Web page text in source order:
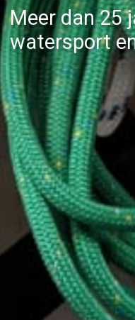
Meer dan 25
watersport